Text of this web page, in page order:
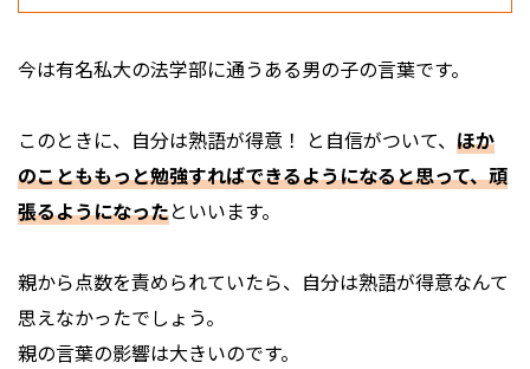
今は有名私大の法学部に通うある男の子の言葉です。
このときに、自分は熟語が得意！ と自信がついて、 ほか
のことももっと勉強すればできるようになると思って、頑
張るようになったといいます。
親から点数を責められていたら、自分は熟語が得意なんて
思えなかったでしょう。
親の言葉の影響は大きいのです。